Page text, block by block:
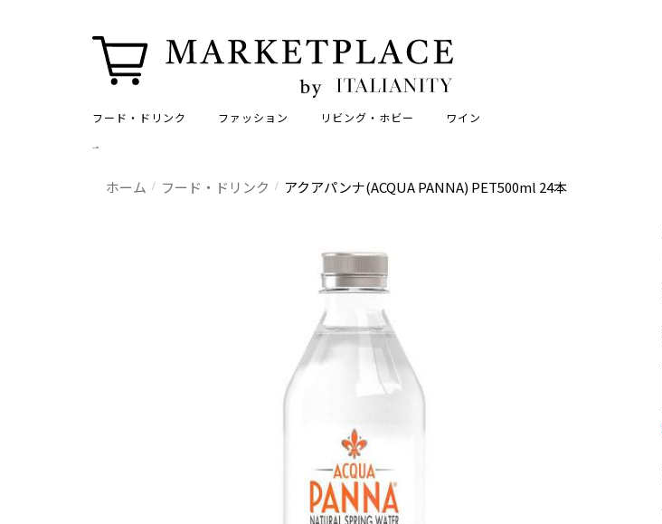
フード・ドリンク ファッション リビング・ホビー ワイン
-->
ホーム フード・ドリンク アクアパンナ(ACQUA PANNA) PET500ml 24本